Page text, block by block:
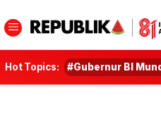
Hot Topics: #Gubernur BI